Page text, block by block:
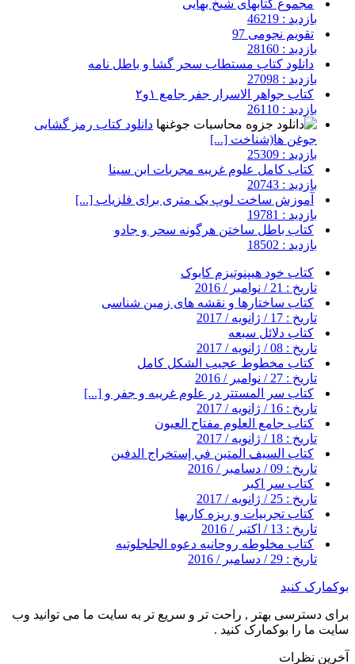
مجموع کتابهای شیخ بهایی
بازدید : 46219
تقویم نجومی 97
بازدید : 28160
دانلود کتاب مستطاب سحر گشا و باطل نامه
بازدید : 27098
کتاب جواهر الاسرار جفر جامع ۱و۲
بازدید : 26110
دانلود کتاب رمز گشایی
جوغن ها(شناخت [...]
بازدید : 25309
کتاب کامل علوم غریبه مجربات ابن سینا
بازدید : 20743
آموزش ساخت لوپ یک متری برای فلزیاب [...]
بازدید : 19781
کتاب باطل ساختن هرگونه سحر و جادو
بازدید : 18502
کتاب خود هیپنوتیزم کابوک
تاریخ : 21 / نوامبر / 2016
کتاب ساختارها و نقشه های زمین شناسی
تاریخ : 17 / ژانویه / 2017
کتاب دلائل سبعه
تاریخ : 08 / ژانویه / 2017
کتاب مخطوط عجیب الشکل کامل
تاریخ : 27 / نوامبر / 2016
کتاب سر المستتر در علوم غریبه و جفر و [...]
تاریخ : 16 / ژانویه / 2017
کتاب جامع العلوم مفتاح العیون
تاریخ : 18 / ژانویه / 2017
کتاب السيف المتين في إستخراج الدفين
تاریخ : 09 / دسامبر / 2016
کتاب سر اکبر
تاریخ : 25 / ژانویه / 2017
کتاب تجربیات و ریزه کاریها
تاریخ : 13 / اکتبر / 2016
کتاب مخلوطه روحانیه دعوه الجلجلوتیه
تاریخ : 29 / دسامبر / 2016
بوکمارک کنید
برای دسترسی بهتر , راحت تر و سریع تر به سایت ما می توانید وب
سایت ما را بوکمارک کنید .
آخرین نظرات